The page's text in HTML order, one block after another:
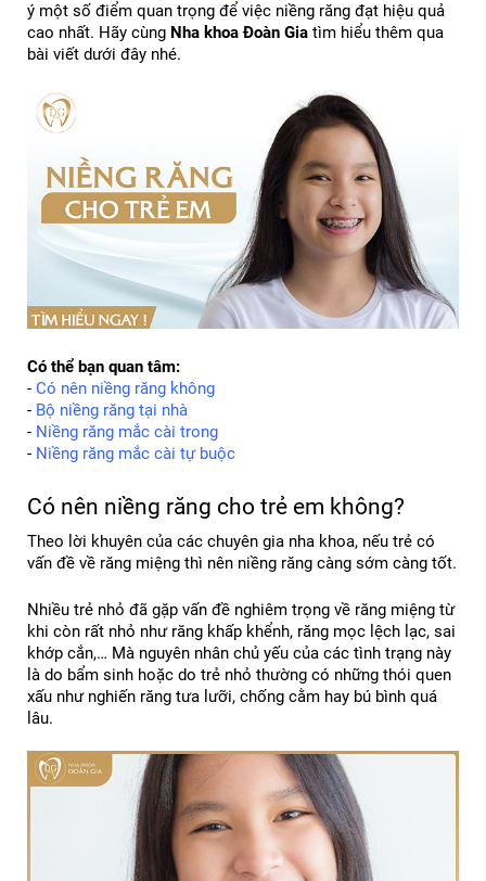
ý một số điểm quan trọng để việc niềng răng đạt hiệu quả
cao nhất. Hãy cùng Nha khoa Đoàn Gia tìm hiểu thêm qua
bài viết dưới đây nhé.
Có thể bạn quan tâm:
- Có nên niềng răng không
- Bộ niềng răng tại nhà
- Niềng răng mắc cài trong
- Niềng răng mắc cài tự buộc
Có nên niềng răng cho trẻ em không?
Theo lời khuyên của các chuyên gia nha khoa, nếu trẻ có
vấn đề về răng miệng thì nên niềng răng càng sớm càng tốt.
Nhiều trẻ nhỏ đã gặp vấn đề nghiêm trọng về răng miệng từ
khi còn rất nhỏ như răng khấp khểnh, răng mọc lệch lạc, sai
khớp cắn,… Mà nguyên nhân chủ yếu của các tình trạng này
là do bẩm sinh hoặc do trẻ nhỏ thường có những thói quen
xấu như nghiến răng tưa lưỡi, chống cằm hay bú bình quá
lâu.